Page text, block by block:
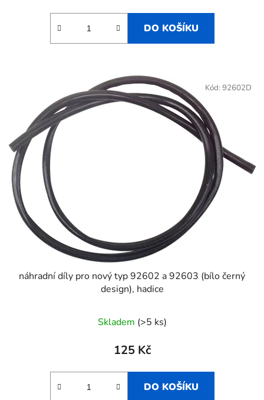
DO KOŠÍKU
náhradní díly pro nový typ 92602 a 92603 (bílo černý
design), hadice
Skladem (>5 ks)
125 Kč
DO KOŠÍKU
Kód: 92602D